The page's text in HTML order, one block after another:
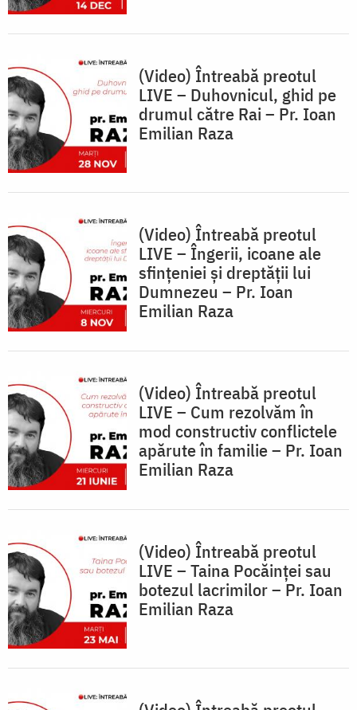
(Video) Întreabă preotul
LIVE – Duhovnicul, ghid pe
drumul către Rai – Pr. Ioan
Emilian Raza
(Video) Întreabă preotul
LIVE – Îngerii, icoane ale
sfințeniei și dreptății lui
Dumnezeu – Pr. Ioan
Emilian Raza
(Video) Întreabă preotul
LIVE – Cum rezolvăm în
mod constructiv conflictele
apărute în familie – Pr. Ioan
Emilian Raza
(Video) Întreabă preotul
LIVE – Taina Pocăinței sau
botezul lacrimilor – Pr. Ioan
Emilian Raza